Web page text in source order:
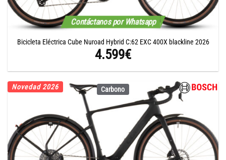
Contáctanos por Whatsapp
Bicicleta Eléctrica Cube Nuroad Hybrid C:62 EXC 400X blackline 2026
4.599€
Carbono
Novedad 2026